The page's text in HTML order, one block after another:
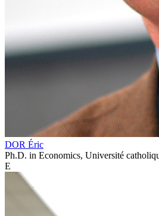
DOR Éric
Ph.D. in Economics, Université
E